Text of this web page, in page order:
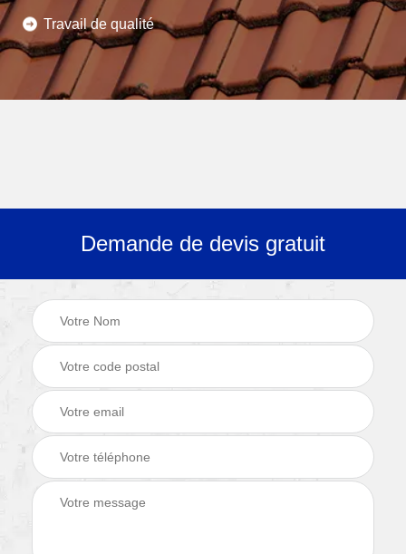
Travail de qualité
Demande de devis gratuit